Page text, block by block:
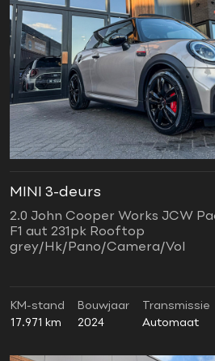
MINI 3-deurs
2.0 John Cooper Works JCW
F1 aut 231pk Rooftop
grey/Hk/Pano/Camera/Vol
KM-stand
17.971 km
Bouwjaar
2024
Transmissie
Automaat